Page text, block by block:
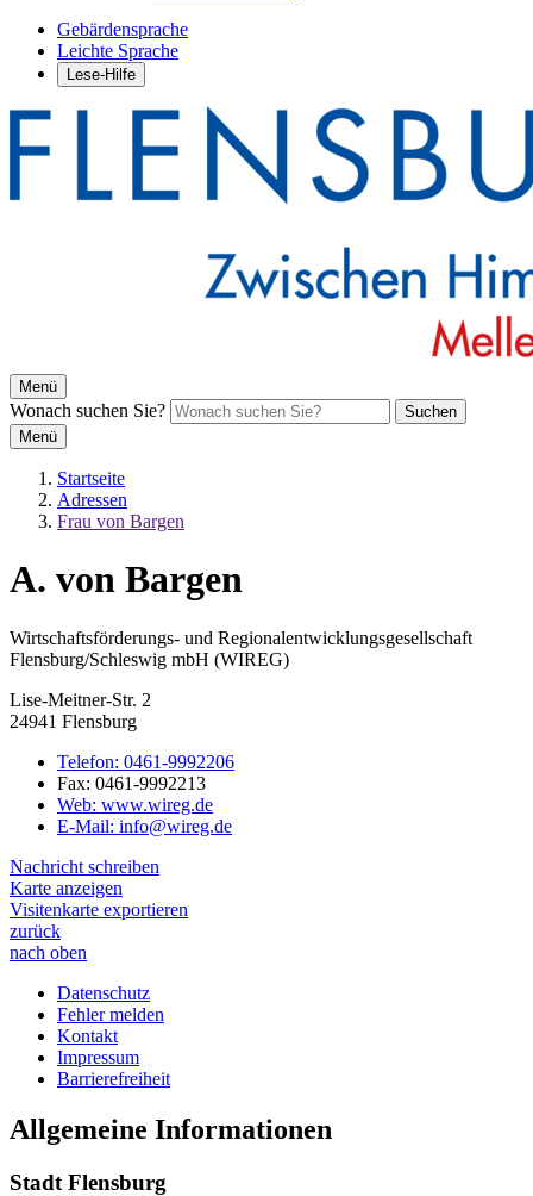
Gebärdensprache
Leichte Sprache
Lese-Hilfe
Menü
Wonach suchen Sie?
Suchen
Menü
Startseite
Adressen
Frau von Bargen
A. von Bargen
Wirtschaftsförderungs- und Regionalentwicklungsgesellschaft
Flensburg/Schleswig mbH (WIREG)
Lise-Meitner-Str. 2
24941 Flensburg
Telefon: 0461-9992206
Fax: 0461-9992213
Web: www.wireg.de
E-Mail: info@wireg.de
Nachricht schreiben
Karte anzeigen
Visitenkarte exportieren
zurück
nach oben
Datenschutz
Fehler melden
Kontakt
Impressum
Barrierefreiheit
Allgemeine Informationen
Stadt Flensburg